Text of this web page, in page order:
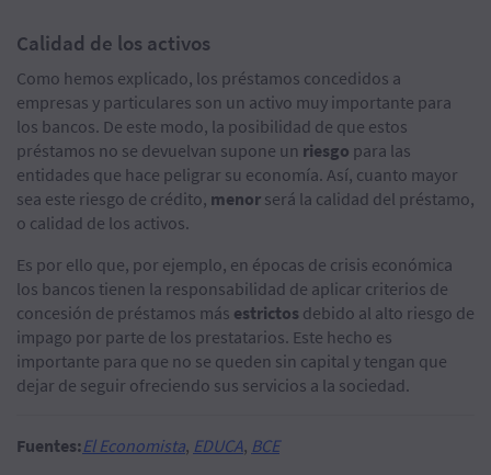
Calidad de los activos
Como hemos explicado, los préstamos concedidos a
empresas y particulares son un activo muy importante para
los bancos. De este modo, la posibilidad de que estos
préstamos no se devuelvan supone un riesgo para las
entidades que hace peligrar su economía. Así, cuanto mayor
sea este riesgo de crédito, menor será la calidad del préstamo,
o calidad de los activos.
Es por ello que, por ejemplo, en épocas de crisis económica
los bancos tienen la responsabilidad de aplicar criterios de
concesión de préstamos más estrictos debido al alto riesgo de
impago por parte de los prestatarios. Este hecho es
importante para que no se queden sin capital y tengan que
dejar de seguir ofreciendo sus servicios a la sociedad.
Fuentes:El Economista, EDUCA, BCE